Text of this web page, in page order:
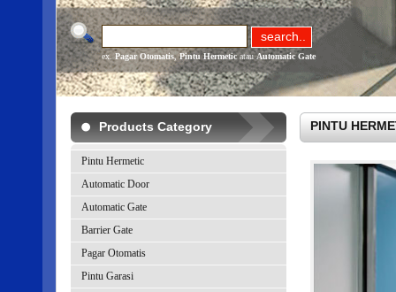
ex. Pagar Otomatis,Pintu HermeticatauAutomatic Gate
Products Category
Pintu Hermetic
Automatic Door
Automatic Gate
Barrier Gate
Pagar Otomatis
Pintu Garasi
PINTU